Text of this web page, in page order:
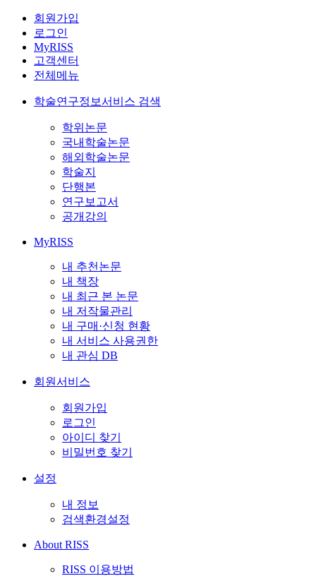
회원가입
로그인
MyRISS
고객센터
전체메뉴
학술연구정보서비스 검색
학위논문
국내학술논문
해외학술논문
학술지
단행본
연구보고서
공개강의
MyRISS
내 추천논문
내 책장
내 최근 본 논문
내 저작물관리
내 구매·신청 현황
내 서비스 사용권한
내 관심 DB
회원서비스
회원가입
로그인
아이디 찾기
비밀번호 찾기
설정
내 정보
검색환경설정
About RISS
RISS 이용방법